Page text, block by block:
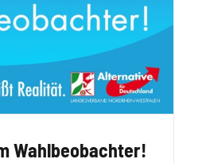
Wahlbeobachter!